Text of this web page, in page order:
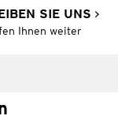
SIE UNS
Ihnen weiter